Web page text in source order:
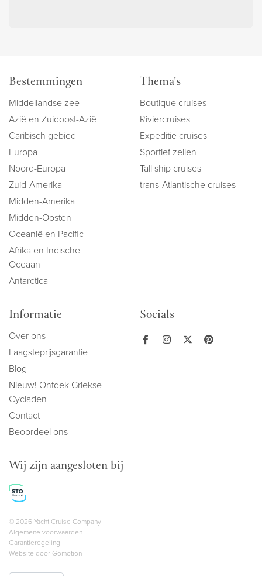
Bestemmingen
Middellandse zee
Azië en Zuidoost-Azië
Caribisch gebied
Europa
Noord-Europa
Zuid-Amerika
Midden-Amerika
Midden-Oosten
Oceanië en Pacific
Afrika en Indische
Oceaan
Antarctica
Thema's
Boutique cruises
Riviercruises
Expeditie cruises
Sportief zeilen
Tall ship cruises
trans-Atlantische cruises
Informatie
Over ons
Laagsteprijsgarantie
Blog
Nieuw! Ontdek Griekse
Cycladen
Contact
Beoordeel ons
Socials
Wij zijn aangesloten bij
Copyright navigation
© 2026 Yacht Cruise Company
Algemene voorwaarden
Garantieregeling
Website door Gomotion